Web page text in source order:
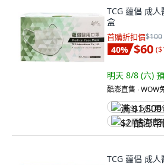
TCG 蘊倡 成
盒
首購折扣價$100
40% $60 (
明天 8/8 (六)
酷澎直售 ∙ WOW
满 $1,500 再
$2 酷澎幣回
TCG 蘊倡 成